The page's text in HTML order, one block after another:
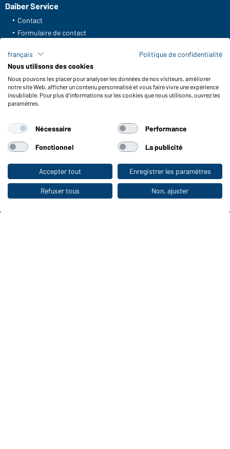
Vers la boutique pour particuliers
Daiber Service
Contact
Formulaire de contact
FAQ / Manuel d' utilisation
Vérifier le stock
Reporting system according to whistleblower protection act
Fonctions et entretien
Conseils d'entretien
Tailles
Couleurs
WORKWEAR COLLECTION
Le choix idéal pour les professionnels :
français
Politique de confidentialité
Nous utilisons des cookies
Nous pouvons les placer pour analyser les données de nos visiteurs, améliorer
notre site Web, afficher un contenu personnalisé et vous faire vivre une expérience
inoubliable. Pour plus d'informations sur les cookies que nous utilisons, ouvrez les
paramètres.
Nécessaire Performance
Fonctionnel La publicité
Accepter tout Enregistrer les paramètres
Refuser tous Non, ajuster